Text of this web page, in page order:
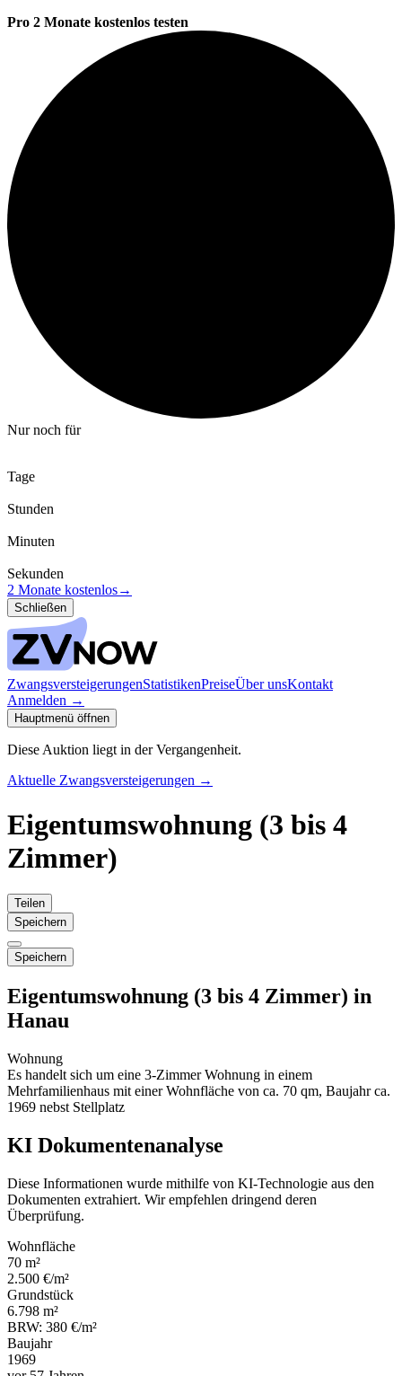
Pro 2 Monate kostenlos testen
Nur noch für
Tage
Stunden
Minuten
Sekunden
2 Monate kostenlos→
Schließen
ZwangsversteigerungenStatistikenPreiseÜber unsKontakt
Anmelden →
Hauptmenü öffnen
Diese Auktion liegt in der Vergangenheit.
Aktuelle Zwangsversteigerungen →
Eigentumswohnung (3 bis 4
Zimmer)
Teilen
Speichern
Speichern
Eigentumswohnung (3 bis 4 Zimmer) in
Hanau
Wohnung
Es handelt sich um eine 3-Zimmer Wohnung in einem
Mehrfamilienhaus mit einer Wohnfläche von ca. 70 qm, Baujahr ca.
1969 nebst Stellplatz
KI Dokumentenanalyse
Diese Informationen wurde mithilfe von KI-Technologie aus den
Dokumenten extrahiert. Wir empfehlen dringend deren
Überprüfung.
Wohnfläche
70 m²
2.500 €/m²
Grundstück
6.798 m²
BRW: 380 €/m²
Baujahr
1969